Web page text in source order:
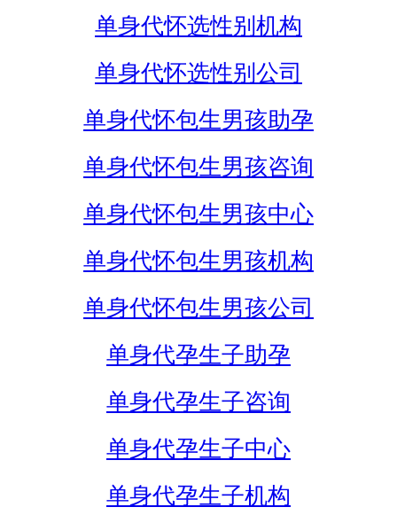
单身代怀选性别机构
单身代怀选性别公司
单身代怀包生男孩助孕
单身代怀包生男孩咨询
单身代怀包生男孩中心
单身代怀包生男孩机构
单身代怀包生男孩公司
单身代孕生子助孕
单身代孕生子咨询
单身代孕生子中心
单身代孕生子机构